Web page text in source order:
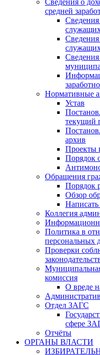
Сведения о
средней
Сведения
Нормативные
Устав
текущий
архив
Проекты
Порядок
Обращения
Порядок
Обзор
Коллегия
Политика в
персональных
Проверки
комиссия
О вреде
Отдел ЗАГС
сфере
Отчёты
ОРГАНЫ ВЛАСТИ